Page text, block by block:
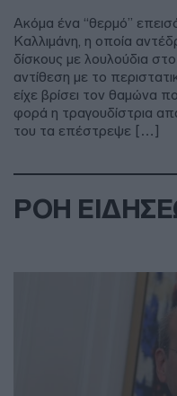
Ακόμα ένα “θερμό”
Καλλιμάνη, η οποία
δίσκους με λουλούδια
αντίθεση με το
είχε βρίσει τον θαμώνα
φορά η τραγουδίστρια
του τα επέστρεψε […]
ΡΟΗ